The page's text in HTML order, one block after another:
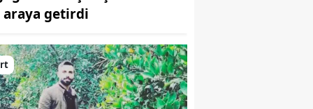
Bilecik
Bingöl
Bitlis
Bolu
getirdi